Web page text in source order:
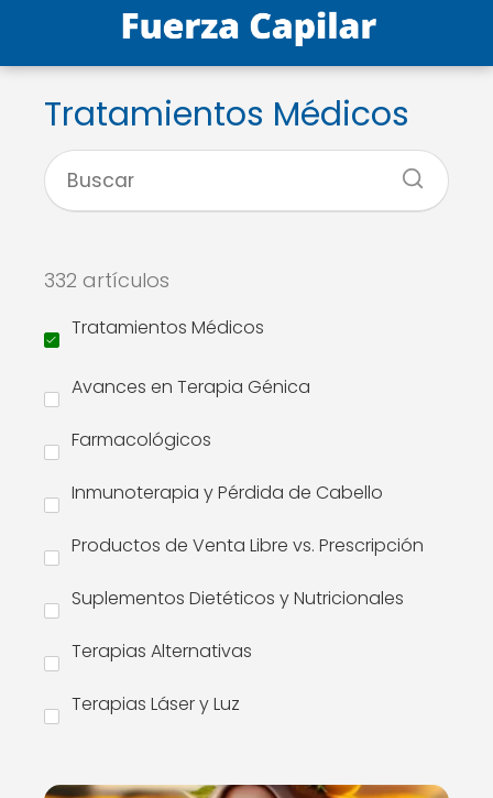
Tratamientos Médicos
332 artículos
Tratamientos Médicos
Avances en Terapia Génica
Farmacológicos
Inmunoterapia y Pérdida de Cabello
Productos de Venta Libre vs. Prescripción
Suplementos Dietéticos y Nutricionales
Terapias Alternativas
Terapias Láser y Luz